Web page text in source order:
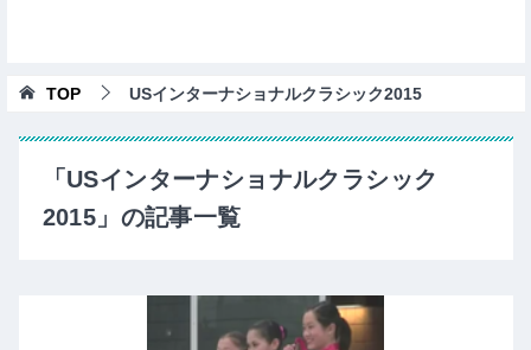
TOP USインターナショナルクラシック2015
「USインターナショナルクラシック
2015」の記事一覧